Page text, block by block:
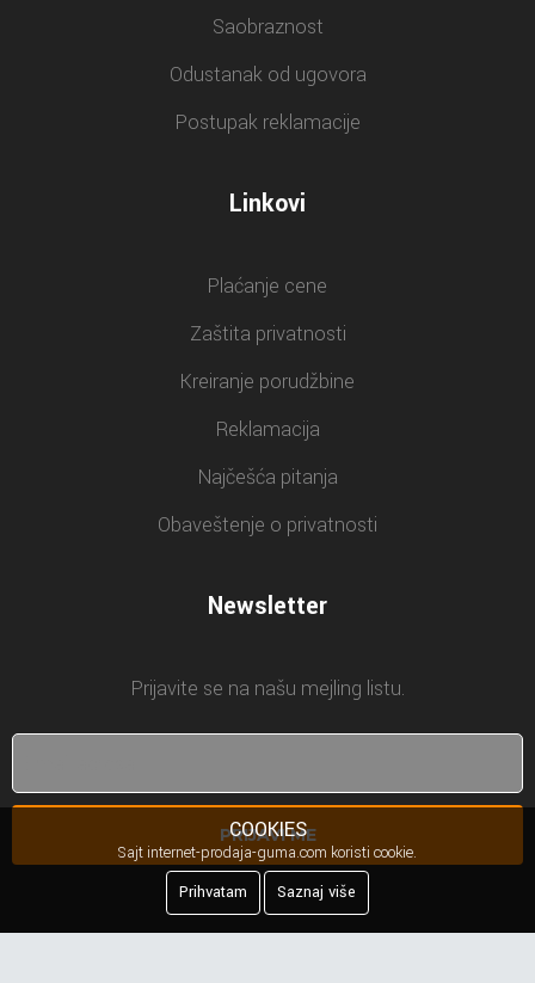
Saobraznost
Odustanak od ugovora
Postupak reklamacije
Linkovi
Plaćanje cene
Zaštita privatnosti
Kreiranje porudžbine
Reklamacija
Najčešća pitanja
Obaveštenje o privatnosti
Newsletter
Prijavite se na našu mejling listu.
PRIJAVI ME
COOKIES
Sajt internet-prodaja-guma.com koristi cookie.
Prihvatam
Saznaj više